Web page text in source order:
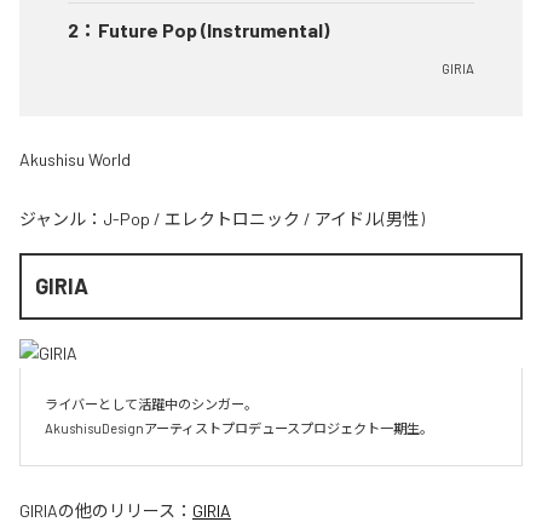
2 ： Future Pop (Instrumental)
GIRIA
Akushisu World
ジャンル： J-Pop / エレクトロニック / アイドル(男性)
GIRIA
ライバーとして活躍中のシンガー。
AkushisuDesignアーティストプロデュースプロジェクト一期生。
GIRIAの他のリリース： GIRIA